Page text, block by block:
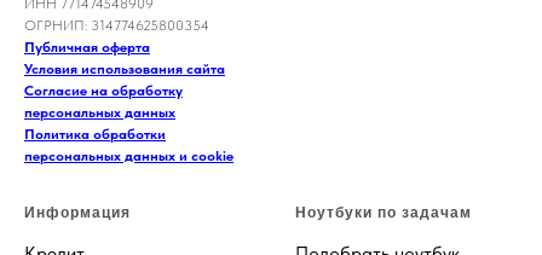
ИНН 771474548909
ОГРНИП: 314774625800354
Публичная оферта
Условия использования сайта
Согласие на обработку
персональных данных
Политика обработки
персональных данных и cookie
Информация Ноутбуки по задачам